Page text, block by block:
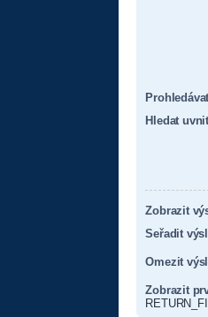
Hledat
Zobrazit
Seřadit
Omezit
Zobrazit